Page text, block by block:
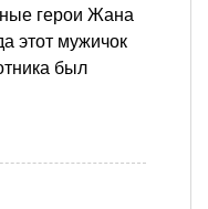
герои Жана
этот мужичок
был